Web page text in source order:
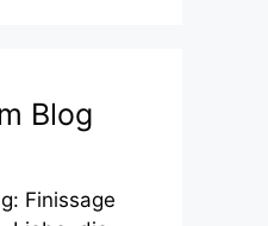
Blog
Finissage